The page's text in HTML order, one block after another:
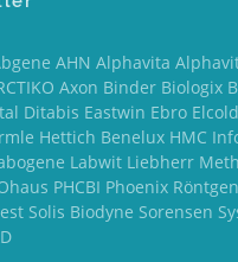
AHN Alphavita
Axon Binder Biologix
Ditabis Eastwin Ebro
Hettich Benelux HMC
Labwit Liebherr
PHCBI Phoenix
Solis Biodyne Sorensen